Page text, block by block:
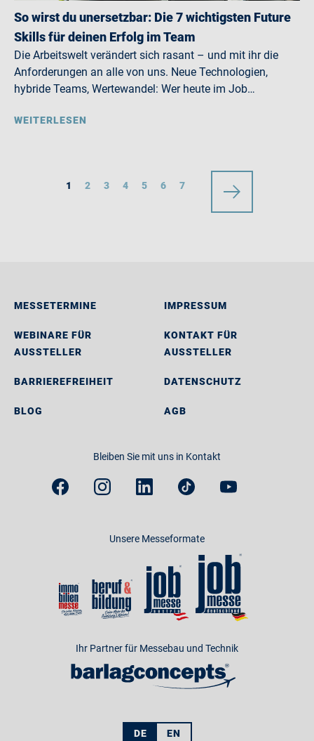
So wirst du unersetzbar: Die 7 wichtigsten Future
Skills für deinen Erfolg im Team
Die Arbeitswelt verändert sich rasant – und mit ihr die
Anforderungen an alle von uns. Neue Technologien,
hybride Teams, Wertewandel: Wer heute im Job…
WEITERLESEN
1 2 3 4 5 6 7
MESSETERMINE
WEBINARE FÜR
AUSSTELLER
BARRIEREFREIHEIT
BLOG
IMPRESSUM
KONTAKT FÜR
AUSSTELLER
DATENSCHUTZ
AGB
Bleiben Sie mit uns in Kontakt
Unsere Messeformate
Ihr Partner für Messebau und Technik
DE EN